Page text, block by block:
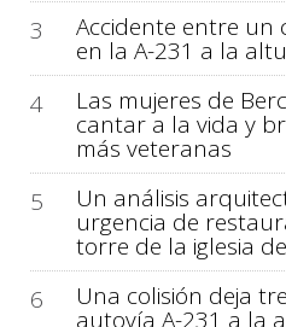
3
Accidente entre un
en la A-231 a la
4
Las mujeres de
cantar a la vida y
más veteranas
5
Un análisis
urgencia de
torre de la iglesia
6
Una colisión deja
autovía A-231 a la